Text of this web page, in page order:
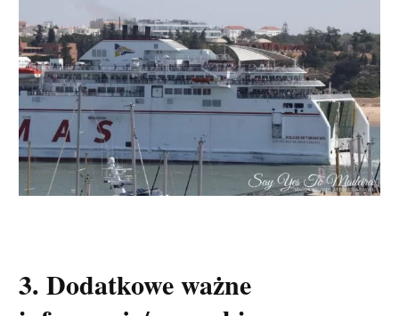
3. Dodatkowe ważne